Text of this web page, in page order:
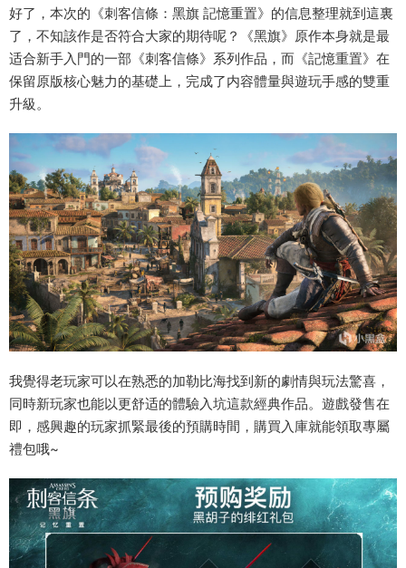
好了，本次的《刺客信條：黑旗 記憶重置》的信息整理就到這裏
了，不知該作是否符合大家的期待呢？《黑旗》原作本身就是最
适合新手入門的一部《刺客信條》系列作品，而《記憶重置》在
保留原版核心魅力的基礎上，完成了内容體量與遊玩手感的雙重
升級。
我覺得老玩家可以在熟悉的加勒比海找到新的劇情與玩法驚喜，
同時新玩家也能以更舒适的體驗入坑這款經典作品。遊戲發售在
即，感興趣的玩家抓緊最後的預購時間，購買入庫就能領取專屬
禮包哦~